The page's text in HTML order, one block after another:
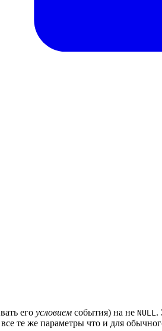
его условием события) на не NULL .
те же параметры что и для